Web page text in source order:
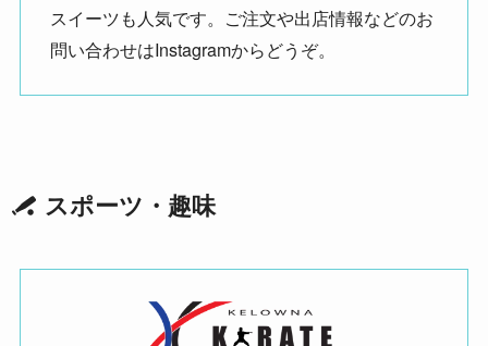
スイーツも人気です。ご注文や出店情報などのお
問い合わせはInstagramからどうぞ。
スポーツ・趣味